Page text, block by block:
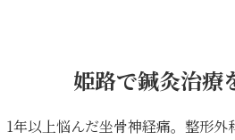
姫路で鍼灸治療
1年以上悩んだ坐骨神経痛。整形